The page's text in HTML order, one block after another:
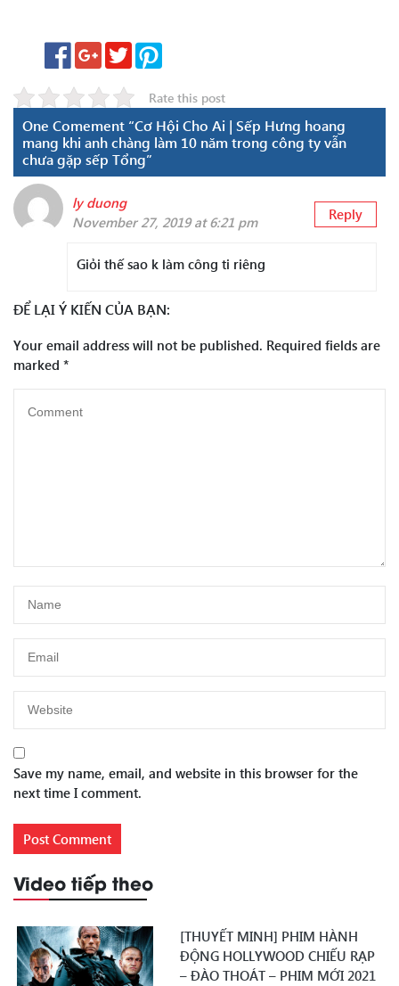
Rate this post
One Comement “Cơ Hội Cho Ai | Sếp Hưng hoang
mang khi anh chàng làm 10 năm trong công ty vẫn
chưa gặp sếp Tổng”
ly duong
November 27, 2019 at 6:21 pm
Reply
Giỏi thế sao k làm công ti riêng
ĐỂ LẠI Ý KIẾN CỦA BẠN:
Your email address will not be published. Required fields are
marked *
Save my name, email, and website in this browser for the
next time I comment.
Video tiếp theo
[THUYẾT MINH] PHIM HÀNH
ĐỘNG HOLLYWOOD CHIẾU RẠP
– ĐÀO THOÁT – PHIM MỚI 2021